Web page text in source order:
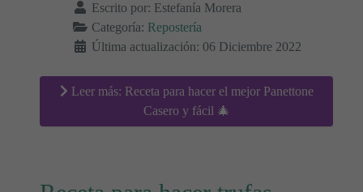
Escrito por: Estefanía Morera
Categoría: Repostería
Última actualización: 06 Diciembre 2022
Leer más: Receta para hacer el mejor Panettone
Casero y fácil 🎄